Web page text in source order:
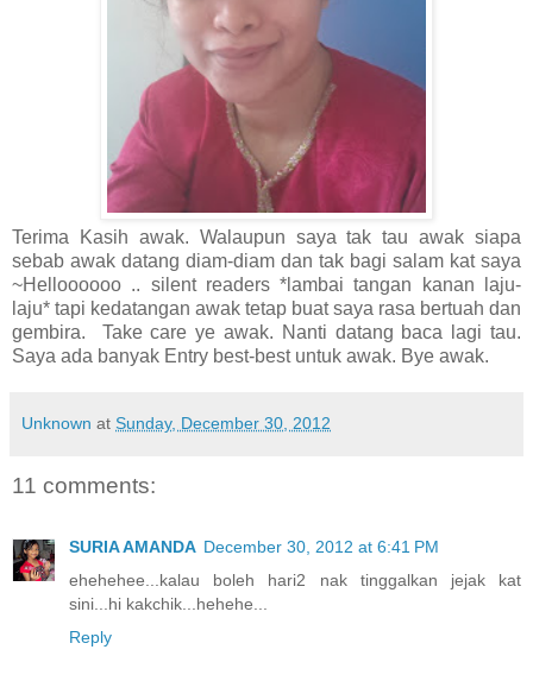
Terima Kasih awak. Walaupun saya tak tau awak siapa
sebab awak datang diam-diam dan tak bagi salam kat saya
~Helloooooo .. silent readers *lambai tangan kanan laju-
laju* tapi kedatangan awak tetap buat saya rasa bertuah dan
gembira. Take care ye awak. Nanti datang baca lagi tau.
Saya ada banyak Entry best-best untuk awak. Bye awak.
Unknown at Sunday, December 30, 2012
11 comments:
SURIA AMANDA December 30, 2012 at 6:41 PM
ehehehee...kalau boleh hari2 nak tinggalkan jejak kat
sini...hi kakchik...hehehe...
Reply